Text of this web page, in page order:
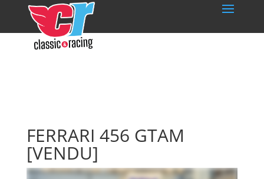
FERRARI 456 GTAM
[VENDU]